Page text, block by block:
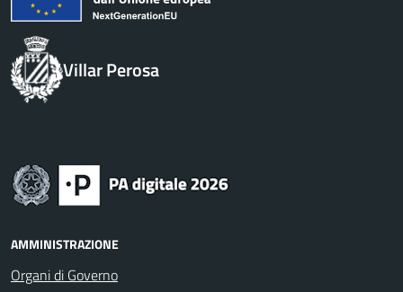
Villar Perosa
AMMINISTRAZIONE
Organi di Governo